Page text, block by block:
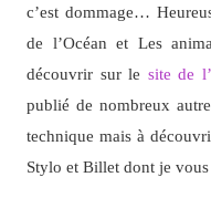
c’est dommage…
de l’Océan et Les
découvrir sur le site de
publié de nombreux
technique mais à
Stylo et Billet dont je vous